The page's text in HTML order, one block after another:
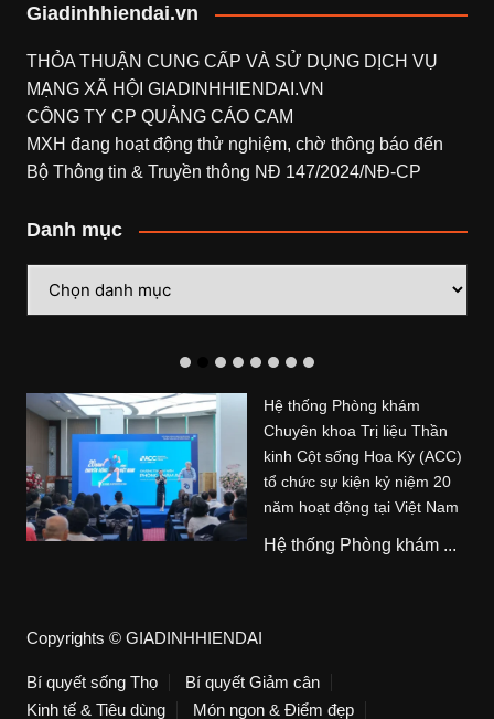
Giadinhhiendai.vn
THỎA THUẬN CUNG CẤP VÀ SỬ DỤNG DỊCH VỤ
MẠNG XÃ HỘI GIADINHHIENDAI.VN
CÔNG TY CP QUẢNG CÁO CAM
MXH đang hoạt động thử nghiệm, chờ thông báo đến
Bộ Thông tin & Truyền thông NĐ 147/2024/NĐ-CP
Danh mục
mục
Hệ thống Phòng khám
Chuyên khoa Trị liệu Thần
kinh Cột sống Hoa Kỳ (ACC)
tổ chức sự kiện kỷ niệm 20
năm hoạt động tại Việt Nam
Hệ thống Phòng khám ...
Copyrights © GIADINHHIENDAI
Bí quyết sống Thọ
Bí quyết Giảm cân
Kinh tế & Tiêu dùng
Món ngon & Điểm đẹp